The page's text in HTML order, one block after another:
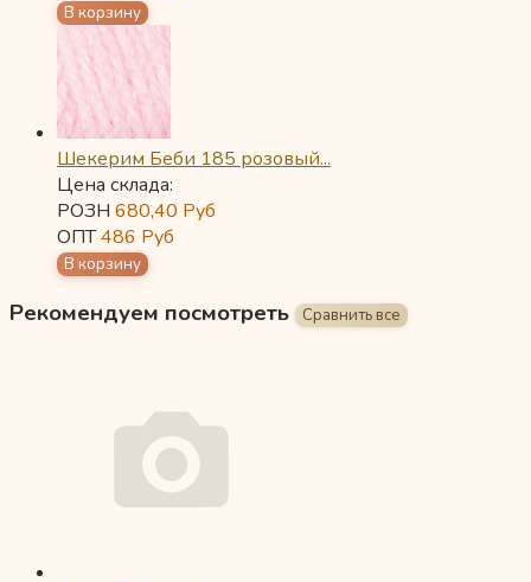
Шекерим Беби 185 розовый...
Цена склада:
РОЗН 680,40 Руб
ОПТ486 Руб
Рекомендуем посмотреть